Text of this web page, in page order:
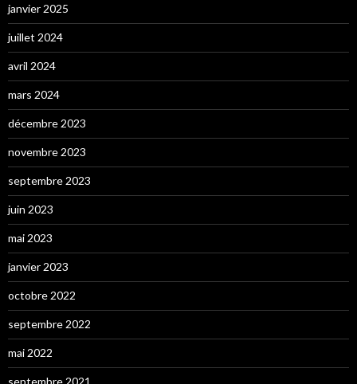
janvier 2025
juillet 2024
avril 2024
mars 2024
décembre 2023
novembre 2023
septembre 2023
juin 2023
mai 2023
janvier 2023
octobre 2022
septembre 2022
mai 2022
septembre 2021